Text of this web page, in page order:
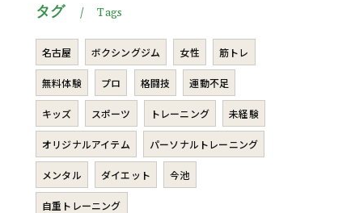
タグ Tags
名古屋 ボクシングジム 女性 筋トレ
無料体験 プロ 格闘技 運動不足
キッズ スポーツ トレーニング 未経験
オリジナルアイテム パーソナルトレーニング
メンタル ダイエット 今池
自重トレーニング